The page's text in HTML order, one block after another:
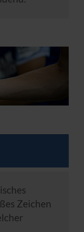
Zeichen